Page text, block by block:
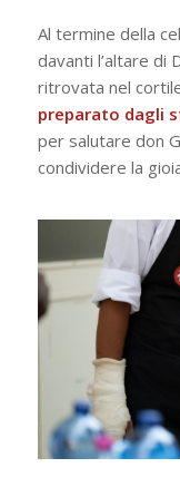
Al termine della
davanti l’altare di
ritrovata nel
preparato dagli
per salutare don
condividere la